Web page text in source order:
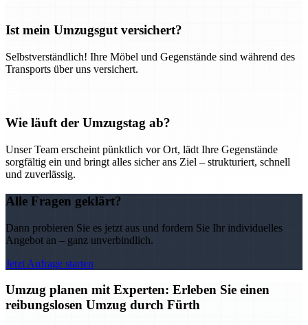
Ist mein Umzugsgut versichert?
Selbstverständlich! Ihre Möbel und Gegenstände sind während des
Transports über uns versichert.
Wie läuft der Umzugstag ab?
Unser Team erscheint pünktlich vor Ort, lädt Ihre Gegenstände
sorgfältig ein und bringt alles sicher ans Ziel – strukturiert, schnell
und zuverlässig.
Alle Fragen geklärt?
Dann probieren Sie es jetzt aus und fordern Sie Ihr individuelles
Angebot an – ganz unverbindlich.
Jetzt Anfrage starten
Umzug planen mit Experten: Erleben Sie einen
reibungslosen Umzug durch Fürth